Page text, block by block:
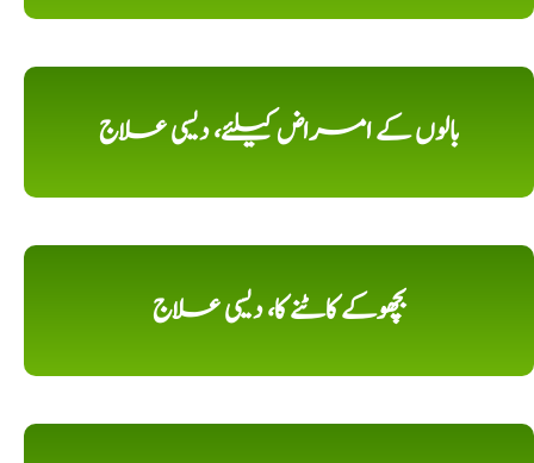
بالوں کے امراض کیلئے، دیسی علاج
بچھوکے کاٹنے کا، دیسی علاج